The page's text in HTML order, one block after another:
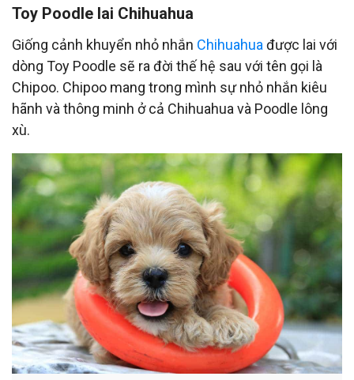
Toy Poodle lai Chihuahua
Giống cảnh khuyển nhỏ nhắn Chihuahuađược lai với
dòng Toy Poodle sẽ ra đời thế hệ sau với tên gọi là
Chipoo. Chipoo mang trong mình sự nhỏ nhắn kiêu
hãnh và thông minh ở cả Chihuahua và Poodle lông
xù.